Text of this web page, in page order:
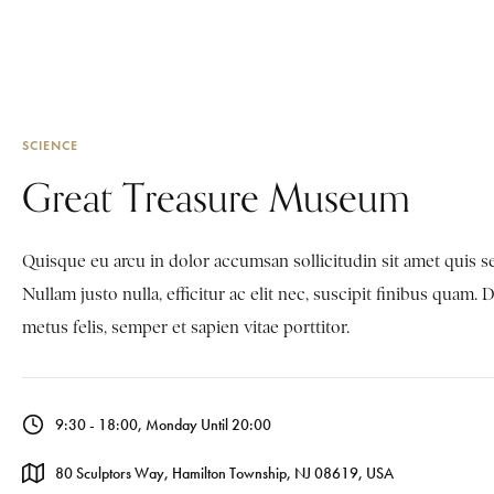
SCIENCE
Great Treasure Museum
Quisque eu arcu in dolor accumsan sollicitudin sit amet quis
Nullam justo nulla, efficitur ac elit nec, suscipit finibus quam.
metus felis, semper et sapien vitae porttitor.
9:30 - 18:00, Monday Until 20:00
80 Sculptors Way, Hamilton Township, NJ 08619, USA